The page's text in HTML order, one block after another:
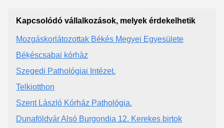
Kapcsolódó vállalkozások, melyek érdekelhetik
Mozgáskorlátozottak Békés Megyei Egyesülete
Béķéscsabai kórhàz
Szegedi Pathológiai Intézet.
Telkiotthon
Szent László Kórház Pathológia.
Dunaföldvár Alsó Burgondia 12. Kerekes birtok